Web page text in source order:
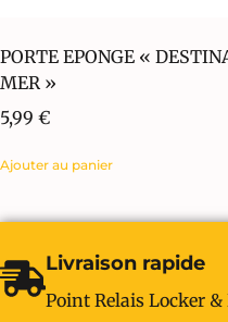
PORTE EPONGE «
MER »
5,99 €
Ajouter au panier
Livraison rapide
Point Relais Locker